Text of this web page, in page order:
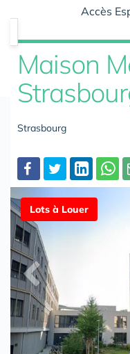
Accès
Maison
Strasbourg
Partager
Lots à Louer